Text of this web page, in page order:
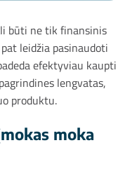
būti ne tik finansinis
leidžia pasinaudoti
efektyviau kaupti
lengvatas,
produktu.
moka